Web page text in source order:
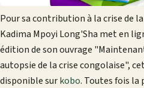
Pour sa contribution à la crise de
Kadima Mpoyi Long'Sha met en
édition de son ouvrage
autopsie de la crise congolaise",
disponible surkobo. Toutes fois